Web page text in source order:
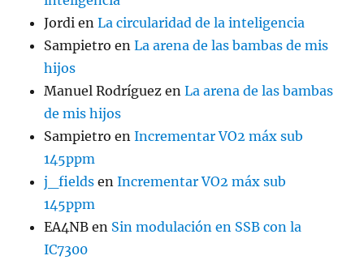
Jordi enLa circularidad de la inteligencia
Sampietro enLa arena de las bambas de mis
hijos
Manuel Rodríguez enLa arena de las bambas
de mis hijos
Sampietro enIncrementar VO2 máx sub
145ppm
j_fields enIncrementar VO2 máx sub
145ppm
EA4NB en Sin modulación en SSB con la
IC7300